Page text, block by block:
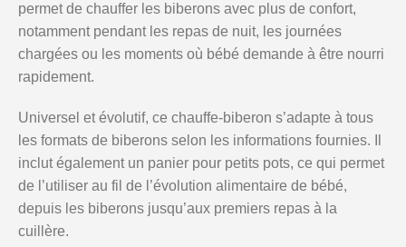
permet de chauffer les biberons avec plus de confort,
notamment pendant les repas de nuit, les journées
chargées ou les moments où bébé demande à être nourri
rapidement.
Universel et évolutif, ce chauffe-biberon s’adapte à tous
les formats de biberons selon les informations fournies. Il
inclut également un panier pour petits pots, ce qui permet
de l’utiliser au fil de l’évolution alimentaire de bébé,
depuis les biberons jusqu’aux premiers repas à la
cuillère.